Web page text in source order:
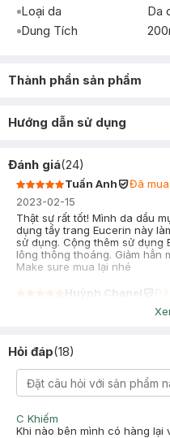
Loại da
Da
Dung Tích
Thành phần sản phẩm
Hướng dẫn sử dụng
Đánh giá(24)
Tuấn Anh
Đã
2023-02-15
Thật sự rất tốt! Mình da dầu
dụng tẩy trang Eucerin này
sử dụng. Cộng thêm sử dụng
lông thông thoáng. Giảm hẳn
Make sure mua lại nhé
Huỳnh Chanel
về bảng thành phần siêu ổn
mắt và môi thì không hề
gương mặt. Khả năng làm
nhờn rít, khó chịu.
Sẽ mua lại
Hỏi đáp(18)
C Khiếm
Khi nào bên mình có hàng lại